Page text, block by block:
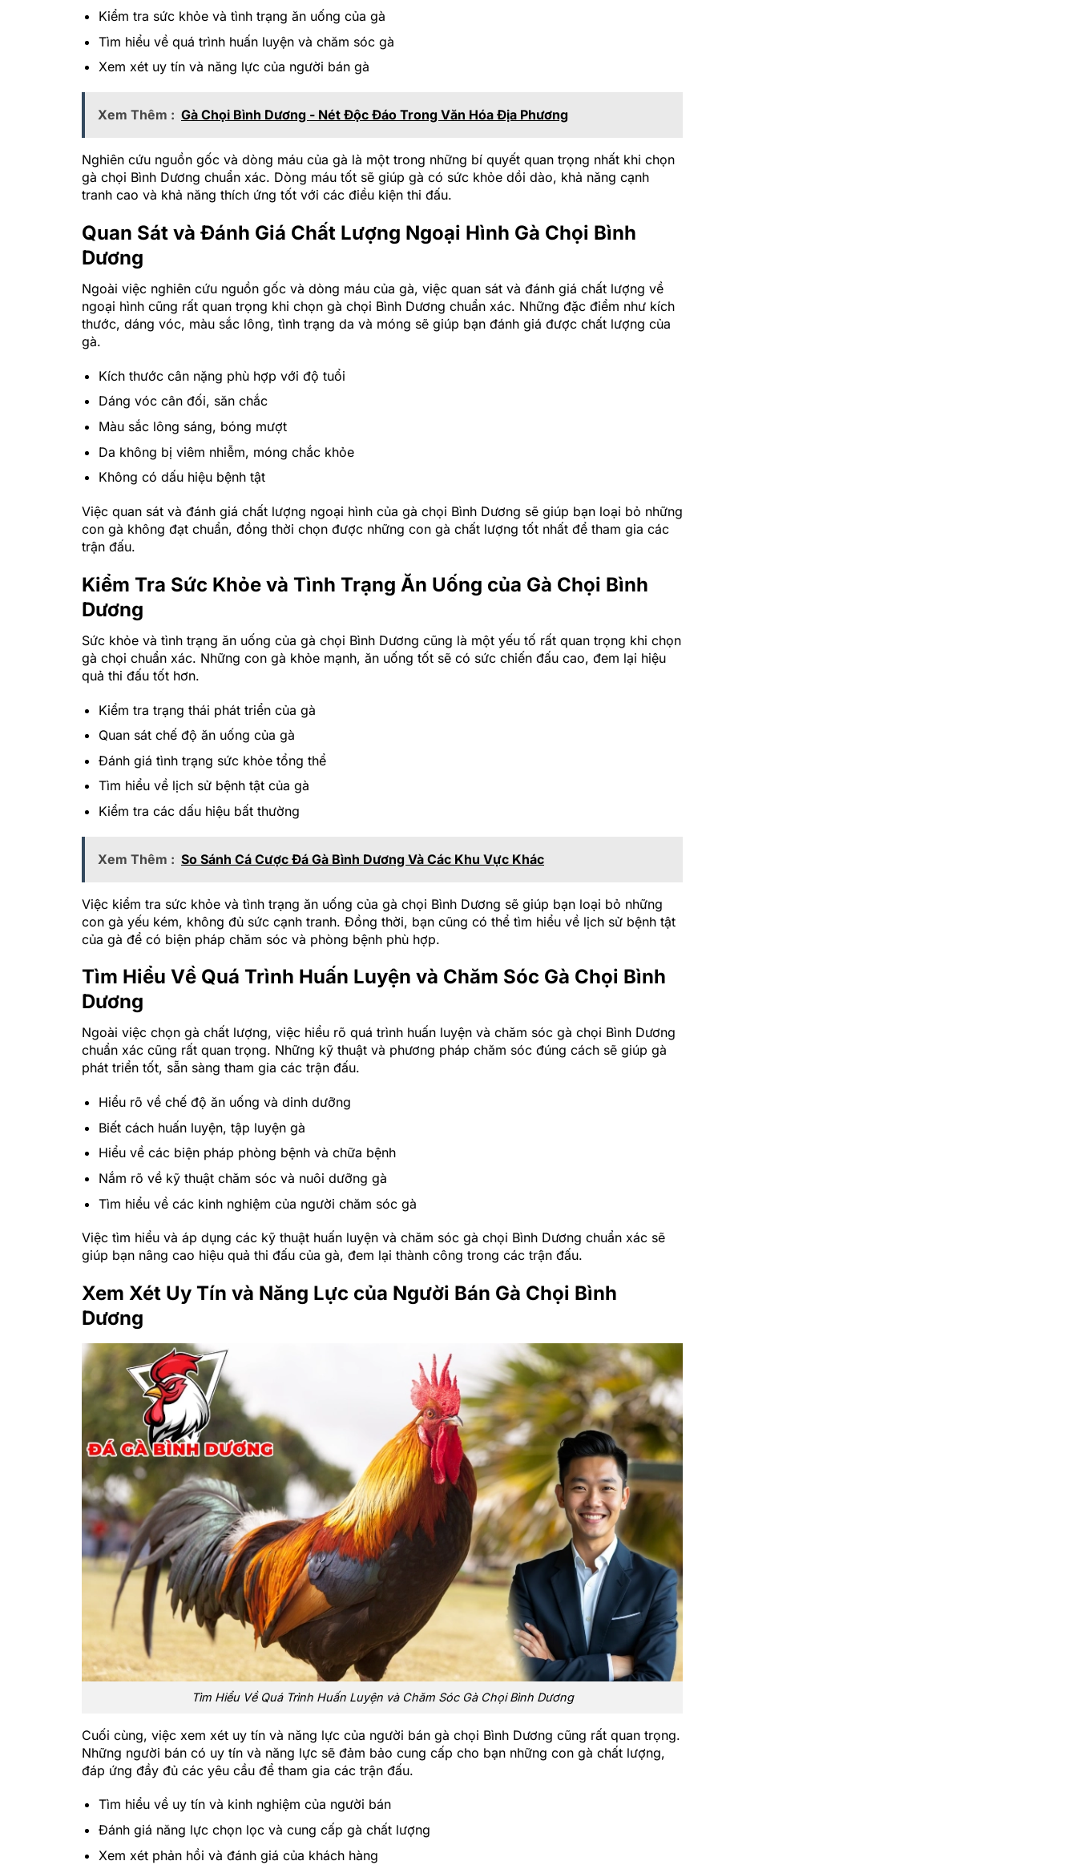
Kiểm tra sức khỏe và tình trạng ăn uống của gà
Tìm hiểu về quá trình huấn luyện và chăm sóc gà
Xem xét uy tín và năng lực của người bán gà
Xem Thêm : Gà Chọi Bình Dương - Nét Độc Đáo Trong Văn Hóa Địa Phương
Nghiên cứu nguồn gốc và dòng máu của gà là một trong những bí quyết quan trọng nhất khi chọn
gà chọi Bình Dương chuẩn xác. Dòng máu tốt sẽ giúp gà có sức khỏe dồi dào, khả năng cạnh
tranh cao và khả năng thích ứng tốt với các điều kiện thi đấu.
Quan Sát và Đánh Giá Chất Lượng Ngoại Hình Gà Chọi Bình
Dương
Ngoài việc nghiên cứu nguồn gốc và dòng máu của gà, việc quan sát và đánh giá chất lượng về
ngoại hình cũng rất quan trọng khi chọn gà chọi Bình Dương chuẩn xác. Những đặc điểm như kích
thước, dáng vóc, màu sắc lông, tình trạng da và móng sẽ giúp bạn đánh giá được chất lượng của
gà.
Kích thước cân nặng phù hợp với độ tuổi
Dáng vóc cân đối, săn chắc
Màu sắc lông sáng, bóng mượt
Da không bị viêm nhiễm, móng chắc khỏe
Không có dấu hiệu bệnh tật
Việc quan sát và đánh giá chất lượng ngoại hình của gà chọi Bình Dương sẽ giúp bạn loại bỏ những
con gà không đạt chuẩn, đồng thời chọn được những con gà chất lượng tốt nhất để tham gia các
trận đấu.
Kiểm Tra Sức Khỏe và Tình Trạng Ăn Uống của Gà Chọi Bình
Dương
Sức khỏe và tình trạng ăn uống của gà chọi Bình Dương cũng là một yếu tố rất quan trọng khi chọn
gà chọi chuẩn xác. Những con gà khỏe mạnh, ăn uống tốt sẽ có sức chiến đấu cao, đem lại hiệu
quả thi đấu tốt hơn.
Kiểm tra trạng thái phát triển của gà
Quan sát chế độ ăn uống của gà
Đánh giá tình trạng sức khỏe tổng thể
Tìm hiểu về lịch sử bệnh tật của gà
Kiểm tra các dấu hiệu bất thường
Xem Thêm : So Sánh Cá Cược Đá Gà Bình Dương Và Các Khu Vực Khác
Việc kiểm tra sức khỏe và tình trạng ăn uống của gà chọi Bình Dương sẽ giúp bạn loại bỏ những
con gà yếu kém, không đủ sức cạnh tranh. Đồng thời, bạn cũng có thể tìm hiểu về lịch sử bệnh tật
của gà để có biện pháp chăm sóc và phòng bệnh phù hợp.
Tìm Hiểu Về Quá Trình Huấn Luyện và Chăm Sóc Gà Chọi Bình
Dương
Ngoài việc chọn gà chất lượng, việc hiểu rõ quá trình huấn luyện và chăm sóc gà chọi Bình Dương
chuẩn xác cũng rất quan trọng. Những kỹ thuật và phương pháp chăm sóc đúng cách sẽ giúp gà
phát triển tốt, sẵn sàng tham gia các trận đấu.
Hiểu rõ về chế độ ăn uống và dinh dưỡng
Biết cách huấn luyện, tập luyện gà
Hiểu về các biện pháp phòng bệnh và chữa bệnh
Nắm rõ về kỹ thuật chăm sóc và nuôi dưỡng gà
Tìm hiểu về các kinh nghiệm của người chăm sóc gà
Việc tìm hiểu và áp dụng các kỹ thuật huấn luyện và chăm sóc gà chọi Bình Dương chuẩn xác sẽ
giúp bạn nâng cao hiệu quả thi đấu của gà, đem lại thành công trong các trận đấu.
Xem Xét Uy Tín và Năng Lực của Người Bán Gà Chọi Bình
Dương
Tìm Hiểu Về Quá Trình Huấn Luyện và Chăm Sóc Gà Chọi Bình Dương
Cuối cùng, việc xem xét uy tín và năng lực của người bán gà chọi Bình Dương cũng rất quan trọng.
Những người bán có uy tín và năng lực sẽ đảm bảo cung cấp cho bạn những con gà chất lượng,
đáp ứng đầy đủ các yêu cầu để tham gia các trận đấu.
Tìm hiểu về uy tín và kinh nghiệm của người bán
Đánh giá năng lực chọn lọc và cung cấp gà chất lượng
Xem xét phản hồi và đánh giá của khách hàng